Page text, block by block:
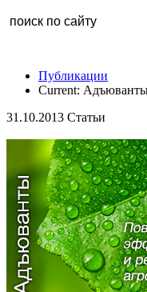
Публикации
Current:
31.10.2013 Статьи